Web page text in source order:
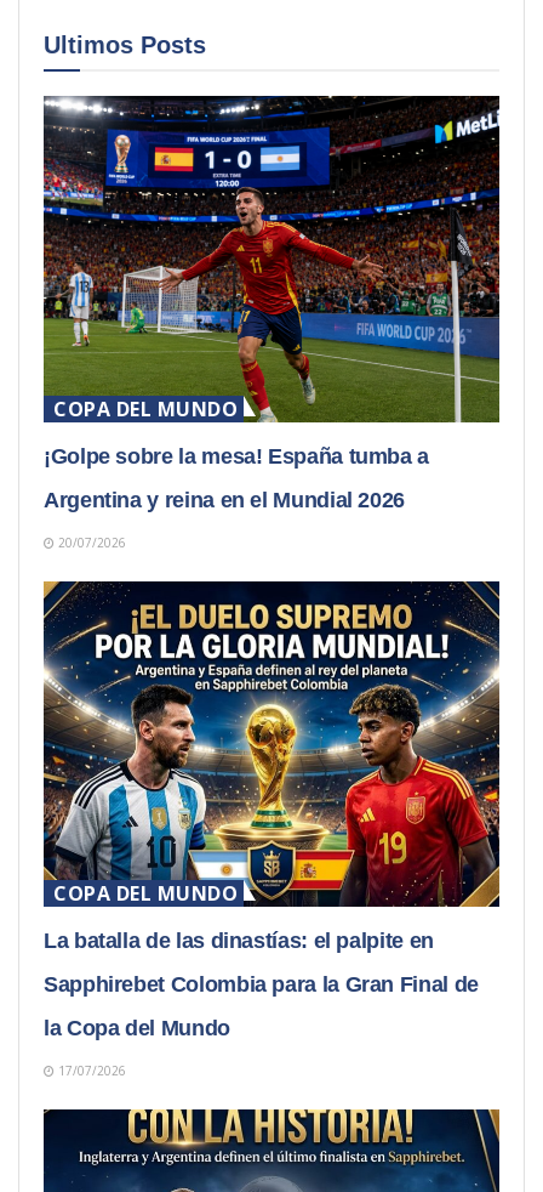
Ultimos Posts
COPA DEL MUNDO
¡Golpe sobre la mesa! España tumba a
Argentina y reina en el Mundial 2026
20/07/2026
COPA DEL MUNDO
La batalla de las dinastías: el palpite en
Sapphirebet Colombia para la Gran Final de
la Copa del Mundo
17/07/2026